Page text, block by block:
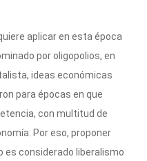
aplicar en esta época
por oligopolios, en
ideas económicas
para épocas en que
con multitud de
Por eso, proponer
es considerado liberalismo